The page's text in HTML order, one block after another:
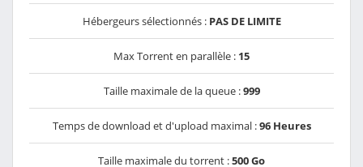
Hébergeurs sélectionnés : PAS DE LIMITE
Max Torrent en parallèle : 15
Taille maximale de la queue :999
Temps de download et d'upload maximal :96 Heures
Taille maximale du torrent :500 Go